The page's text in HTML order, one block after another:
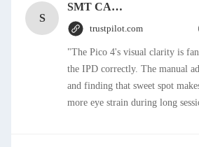
S
SMT CAP Type Box Header Connector 1.27mm Pitch Gold Flash Contact Plating
trustpilot.com
"The Pico 4's visual clarity is
the IPD correctly. The manual
and finding that sweet spot
more eye strain during long